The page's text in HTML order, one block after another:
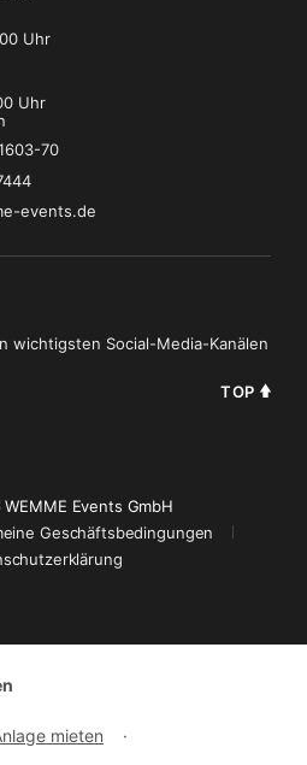
Uhr
Uhr
70
events.de
wichtigsten Social-Media-Kanälen
Events GmbH
Geschäftsbedingungen
TOP
mieten ·